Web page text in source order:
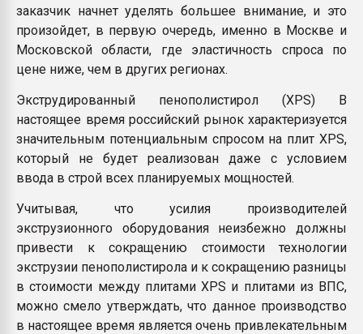
заказчик начнет уделять большее внимание, и это
произойдет, в первую очередь, именно в Москве и
Московской области, где эластичность спроса по
цене ниже, чем в других регионах.
Экструдированный пенополистирол (XPS) В
настоящее время российский рынок характеризуется
значительным потенциальным спросом на плит XPS,
который не будет реализован даже с условием
ввода в строй всех планируемых мощностей.
Учитывая, что усилия производителей
экструзионного оборудования неизбежно должны
привести к сокращению стоимости технологии
экструзии пенополистирола и к сокращению разницы
в стоимости между плитами XPS и плитами из ВПС,
можно смело утверждать, что данное производство
в настоящее время является очень привлекательным